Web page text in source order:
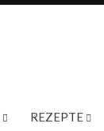
REZEPTE